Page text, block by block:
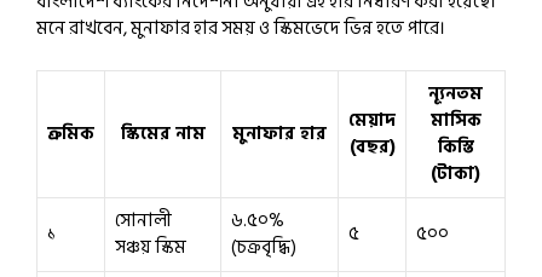
মনে রাখবেন, মুনাফার হার সময় ও স্কিমভেদে ভিন্ন হতে পারে।
ক্রমিক স্কিমের নাম মুনাফার হার
মেয়াদ
(বছর)
ন্যূনতম
মাসিক
কিস্তি
(টাকা)
১
সোনালী
সঞ্চয় স্কিম
৬.৫০%
(চক্রবৃদ্ধি)
৫ ৫০০